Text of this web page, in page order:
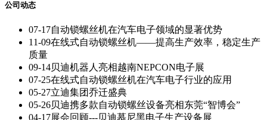
公司动态
07-17自动锁螺丝机在汽车电子领域的显著优势
11-09在线式自动锁螺丝机——提高生产效率，稳定生产
质量
09-14贝迪机器人亮相越南NEPCON电子展
07-25在线式自动锁螺丝机在汽车电子行业的应用
05-27立迪集团乔迁盛典
05-26贝迪携多款自动锁螺丝设备亮相东莞“智博会”
04-17展会回顾---贝迪慕尼黑电子生产设备展